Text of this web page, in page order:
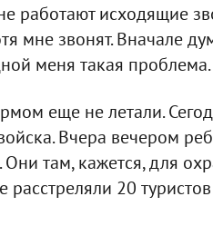
работают исходящие
мне звонят. Вначале
меня такая проблема.
еще не летали.
Вчера вечером
там, кажется, для
расстреляли 20